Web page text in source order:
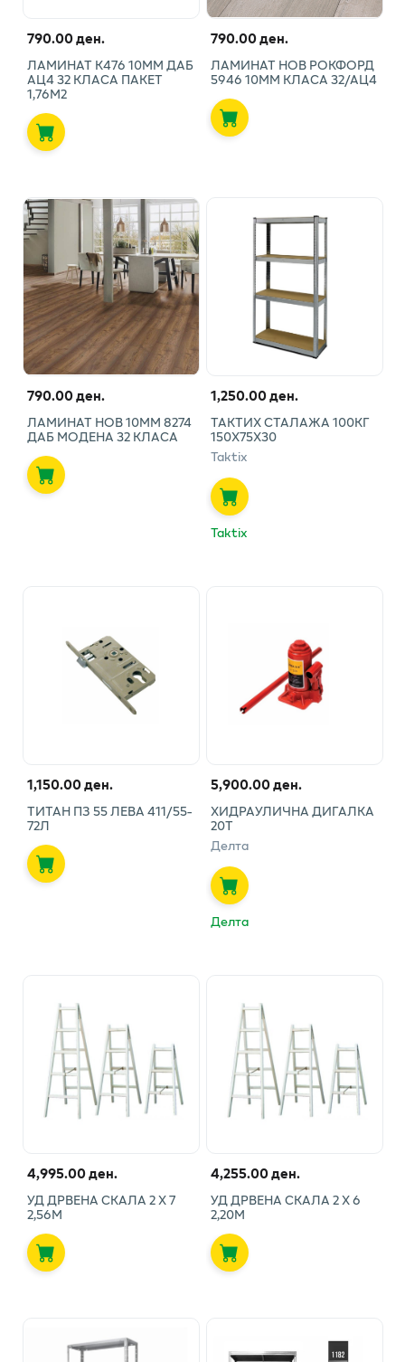
790.00 ден.
ЛАМИНАТ К476 10ММ ДАБ
АЦ4 32 КЛАСА ПАКЕТ
1,76М2
790.00 ден.
ЛАМИНАТ НОВ РОКФОРД
5946 10ММ КЛАСА 32/АЦ4
790.00 ден.
ЛАМИНАТ НОВ 10ММ 8274
ДАБ МОДЕНА 32 КЛАСА
1,250.00 ден.
ТАКТИХ СТАЛАЖА 100КГ
150Х75Х30
Taktix
Taktix
1,150.00 ден.
ТИТАН ПЗ 55 ЛЕВА 411/55-
72Л
5,900.00 ден.
ХИДРАУЛИЧНА ДИГАЛКА
20Т
Делта
Делта
4,995.00 ден.
УД ДРВЕНА СКАЛА 2 X 7
2,56M
4,255.00 ден.
УД ДРВЕНА СКАЛА 2 X 6
2,20М